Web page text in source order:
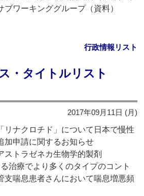
ワーキンググループ（資料）
行政情報リスト
・タイトルリスト
2017年09月11日 (月)
リナクロチド」について日本で慢性
加申請に関するお知らせ
ストラゼネカ生物学的製剤
治療でより多くのタイプのコント
支喘息患者さんにおいて喘息増悪頻